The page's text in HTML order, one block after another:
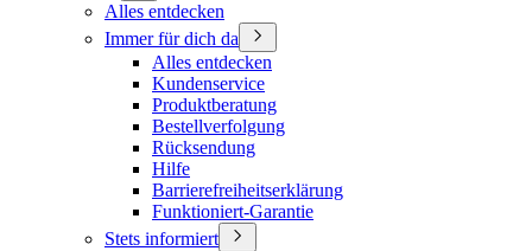
Alles entdecken
Immer für dich da
Alles entdecken
Kundenservice
Produktberatung
Bestellverfolgung
Rücksendung
Hilfe
Barrierefreiheitserklärung
Funktioniert-Garantie
Stets informiert